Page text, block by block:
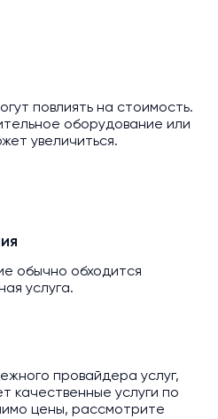
повлиять на стоимость.
оборудование или
увеличиться.
обычно обходится
услуга.
провайдера услуг,
качественные услуги по
цены, рассмотрите